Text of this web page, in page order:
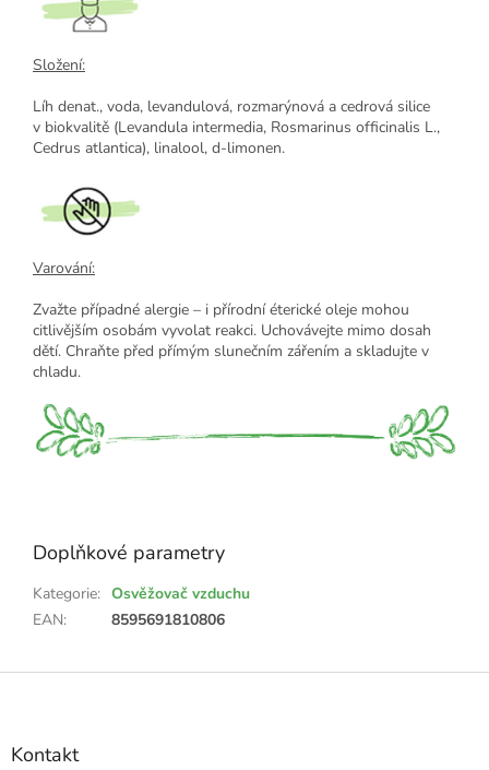
Složení:
Líh denat., voda, levandulová, rozmarýnová a cedrová silice
v biokvalitě (Levandula intermedia, Rosmarinus officinalis L.,
Cedrus atlantica), linalool, d-limonen.
Varování:
Zvažte případné alergie – i přírodní éterické oleje mohou
citlivějším osobám vyvolat reakci. Uchovávejte mimo dosah
dětí. Chraňte před přímým slunečním zářením a skladujte v
chladu.
Doplňkové parametry
Kategorie: Osvěžovač vzduchu
EAN: 8595691810806
Z
Kontakt